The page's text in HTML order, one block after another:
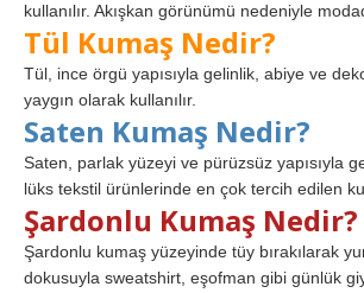
kullanılır. Akışkan görünümü nedeniyle
Tül Kumaş Nedir?
Tül, ince örgü yapısıyla gelinlik, abiye ve
yaygın olarak kullanılır.
Saten Kumaş Nedir?
Saten, parlak yüzeyi ve pürüzsüz yapısıyla
lüks tekstil ürünlerinde en çok tercih edilen
Şardonlu Kumaş Nedir?
Şardonlu kumaş yüzeyinde tüy bırakılarak
dokusuyla sweatshirt, eşofman gibi günlük